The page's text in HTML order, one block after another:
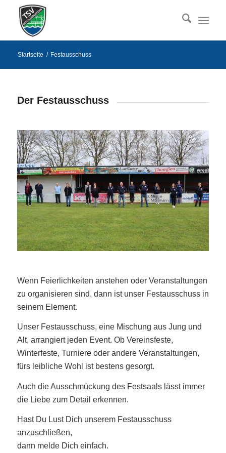
Startseite / Festausschuss
Der Festausschuss
Wenn Feierlichkeiten anstehen oder Veranstaltungen
zu organisieren sind, dann ist unser Festausschuss in
seinem Element.
Unser Festausschuss, eine Mischung aus Jung und
Alt, arrangiert jeden Event. Ob Vereinsfeste,
Winterfeste, Turniere oder andere Veranstaltungen,
fürs leibliche Wohl ist bestens gesorgt.
Auch die Ausschmückung des Festsaals lässt immer
die Liebe zum Detail erkennen.
Hast Du Lust Dich unserem Festausschuss
anzuschließen,
dann melde Dich einfach.